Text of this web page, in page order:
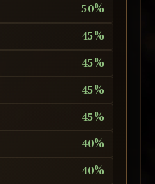
50%
45%
45%
45%
45%
40%
40%